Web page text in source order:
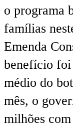
o programa
famílias
Emenda
benefício foi
médio do
mês, o
milhões